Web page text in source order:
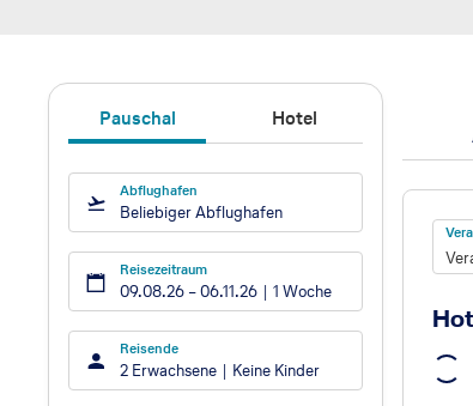
Pauschal Hotel
Abflughafen
Beliebiger Abflughafen
Reisezeitraum
09.08.26 –06.11.26 1 Woche
Reisende
2 Erwachsene Keine Kinder